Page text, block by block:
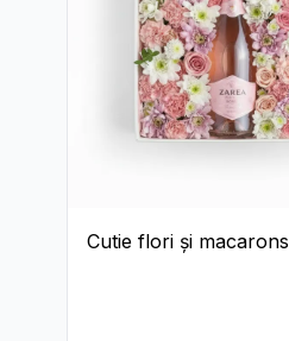
Cutie flori și macarons